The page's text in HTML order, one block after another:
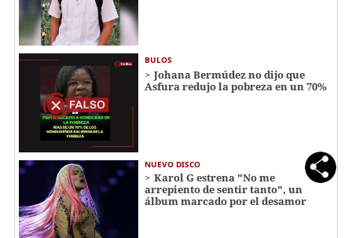
BULOS
Johana Bermúdez no dijo que
Asfura redujo la pobreza en un 70%
NUEVO DISCO
Karol G estrena "No me
arrepiento de sentir tanto", un
álbum marcado por el desamor